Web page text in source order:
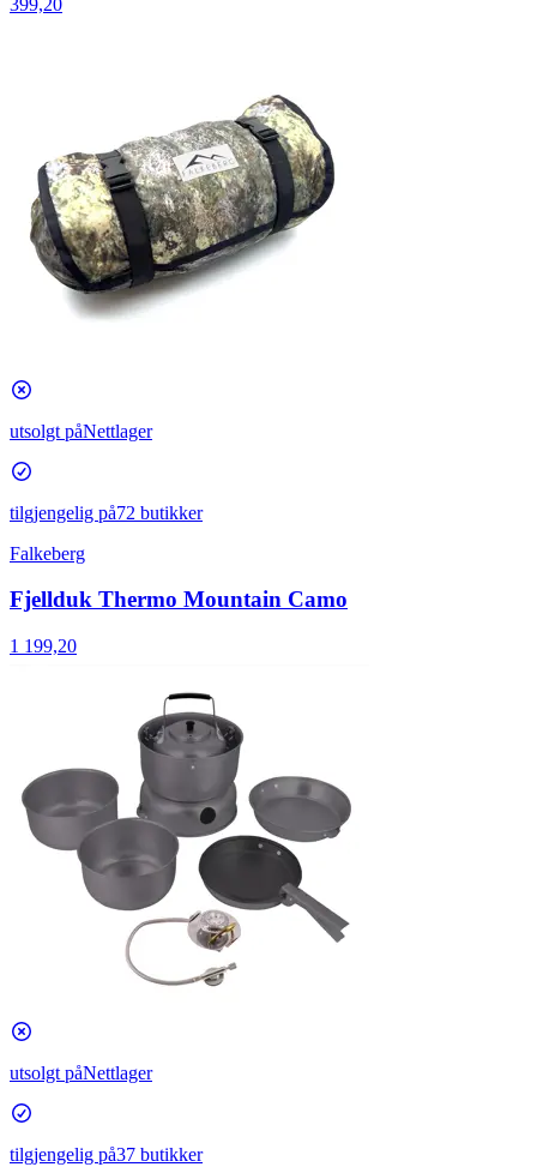
utsolgt påNettlager
tilgjengelig på72 butikker
Falkeberg
Fjellduk Thermo Mountain Camo
1 199,20
utsolgt påNettlager
tilgjengelig på37 butikker